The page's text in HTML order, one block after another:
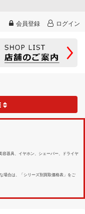
会員登録 ログイン
器具、イヤホン、シェーバー、ドライヤ
場合は、「シリーズ別買取価格表」をご